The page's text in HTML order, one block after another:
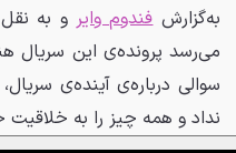
به‌گزارشفندوم وایر و به
سوالی درباره‌ی آینده‌ی
نداد و همه چیز را به خلاقیت